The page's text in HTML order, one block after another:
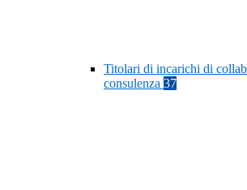
Titolari di incarichi di
consulenza 37